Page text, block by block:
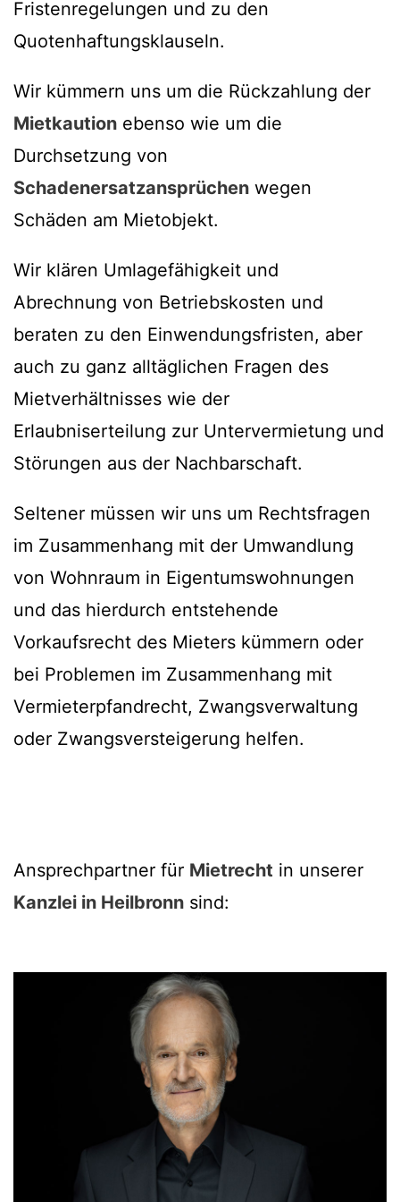
Fristenregelungen und zu den
Quotenhaftungsklauseln.
Wir kümmern uns um die Rückzahlung der
Mietkaution ebenso wie um die
Durchsetzung von
Schadenersatzansprüchen wegen
Schäden am Mietobjekt.
Wir klären Umlagefähigkeit und
Abrechnung von Betriebskosten und
beraten zu den Einwendungsfristen, aber
auch zu ganz alltäglichen Fragen des
Mietverhältnisses wie der
Erlaubniserteilung zur Untervermietung und
Störungen aus der Nachbarschaft.
Seltener müssen wir uns um Rechtsfragen
im Zusammenhang mit der Umwandlung
von Wohnraum in Eigentumswohnungen
und das hierdurch entstehende
Vorkaufsrecht des Mieters kümmern oder
bei Problemen im Zusammenhang mit
Vermieterpfandrecht, Zwangsverwaltung
oder Zwangsversteigerung helfen.
Ansprechpartner für Mietrecht in unserer
Kanzlei in Heilbronn sind: